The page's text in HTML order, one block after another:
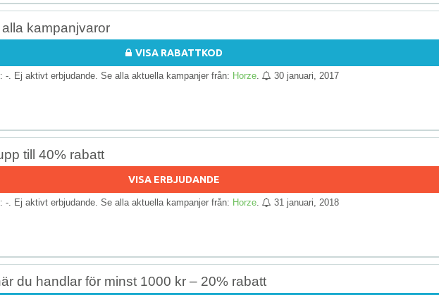
kampanjvaror
VISA RABATTKOD
-. Ej aktivt erbjudande. Se alla aktuella kampanjer från: Horze 30 januari, 2017
till 40% rabatt
VISA ERBJUDANDE
-. Ej aktivt erbjudande. Se alla aktuella kampanjer från: Horze 31 januari, 2018
du handlar för minst 1000 kr – 20% rabatt